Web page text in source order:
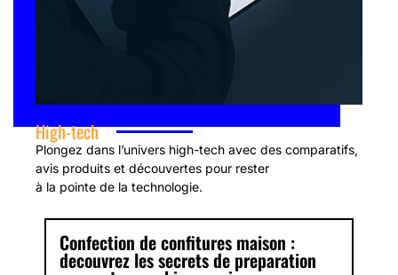
High-tech
Plongez dans l’univers high-tech avec des comparatifs,
avis produits et découvertes pour rester
à la pointe de la technologie.
Confection de confitures maison :
decouvrez les secrets de preparation